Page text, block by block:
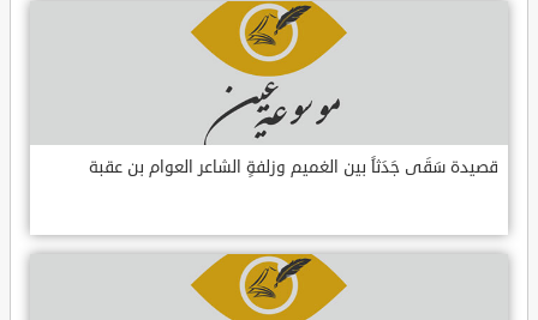
قصيدة سَقَى جَدَثاً بين الغميم وزلفةٍ الشاعر العوام بن عقبة